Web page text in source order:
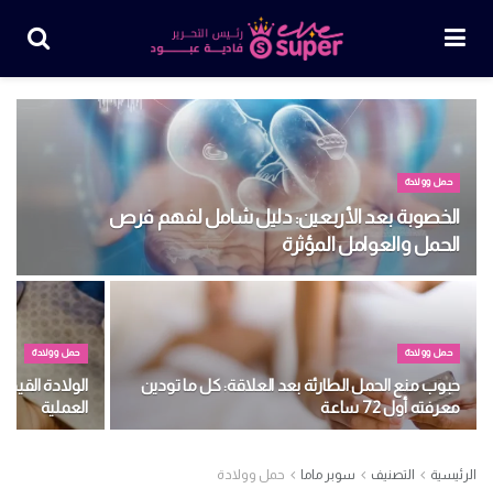
حمل وولادة
الخصوبة بعد الأربعين: دليل شامل لفهم فرص
الحمل والعوامل المؤثرة
حمل وولادة
حبوب منع الحمل الطارئة بعد العلاقة: كل ما تودين
معرفته أول 72 ساعة
حمل وولادة
الولادة
العملية
الرئيسية التصنيف سوبر ماما حمل وولادة